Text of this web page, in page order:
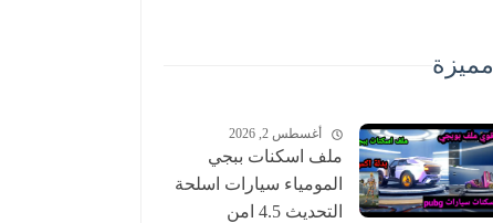
مميزة
أغسطس 2, 2026
ملف اسكنات ببجي
المومياء سيارات اسلحة
التحديث 4.5 امن